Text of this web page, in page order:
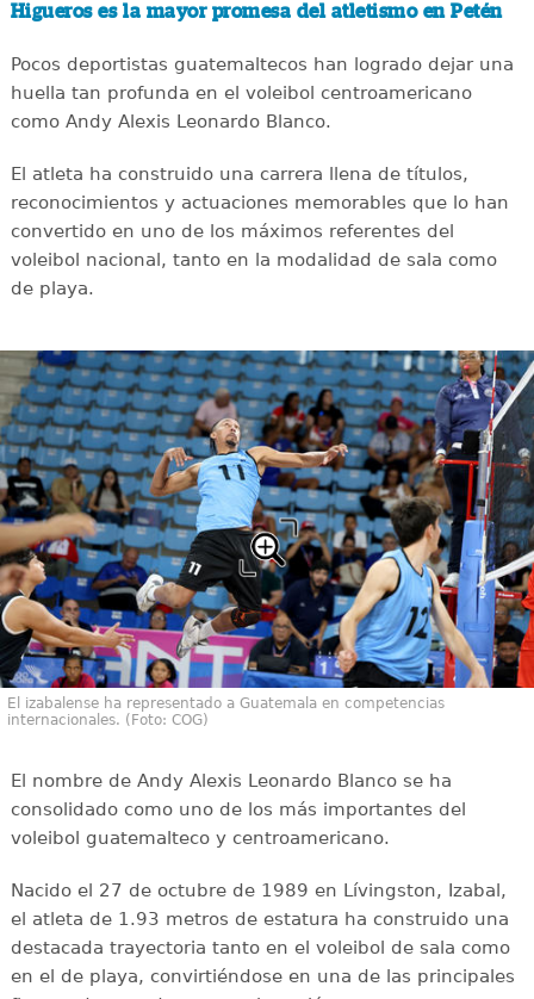
Higueros es la mayor promesa del atletismo en Petén
Pocos deportistas guatemaltecos han logrado dejar una
huella tan profunda en el voleibol centroamericano
como Andy Alexis Leonardo Blanco.
El atleta ha construido una carrera llena de títulos,
reconocimientos y actuaciones memorables que lo han
convertido en uno de los máximos referentes del
voleibol nacional, tanto en la modalidad de sala como
de playa.
El izabalense ha representado a Guatemala en competencias
internacionales. (Foto: COG)
El nombre de Andy Alexis Leonardo Blanco se ha
consolidado como uno de los más importantes del
voleibol guatemalteco y centroamericano.
Nacido el 27 de octubre de 1989 en Lívingston, Izabal,
el atleta de 1.93 metros de estatura ha construido una
destacada trayectoria tanto en el voleibol de sala como
en el de playa, convirtiéndose en una de las principales